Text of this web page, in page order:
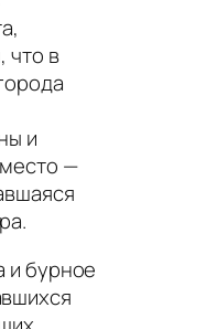
что в
и
—
и бурное